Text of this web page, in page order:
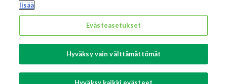
Also of interest
Sustainable Packaging Solutions
Media contacts
lisää
Evästeasetukset
Hyväksy vain välttämättömät